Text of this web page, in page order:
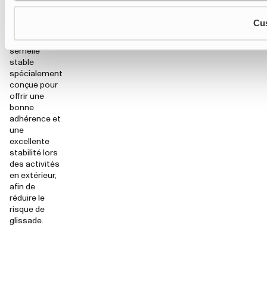
Nos bottes
dotées d’une
semelle
stable
spécialement
conçue pour
offrir une
bonne
adhérence et
une
excellente
stabilité lors
des activités
en extérieur,
afin de
réduire le
risque de
glissade.